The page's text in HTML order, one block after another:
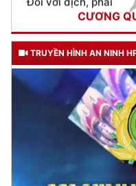
gửi
ngày 11
TRUYỀN HÌNH AN NINH